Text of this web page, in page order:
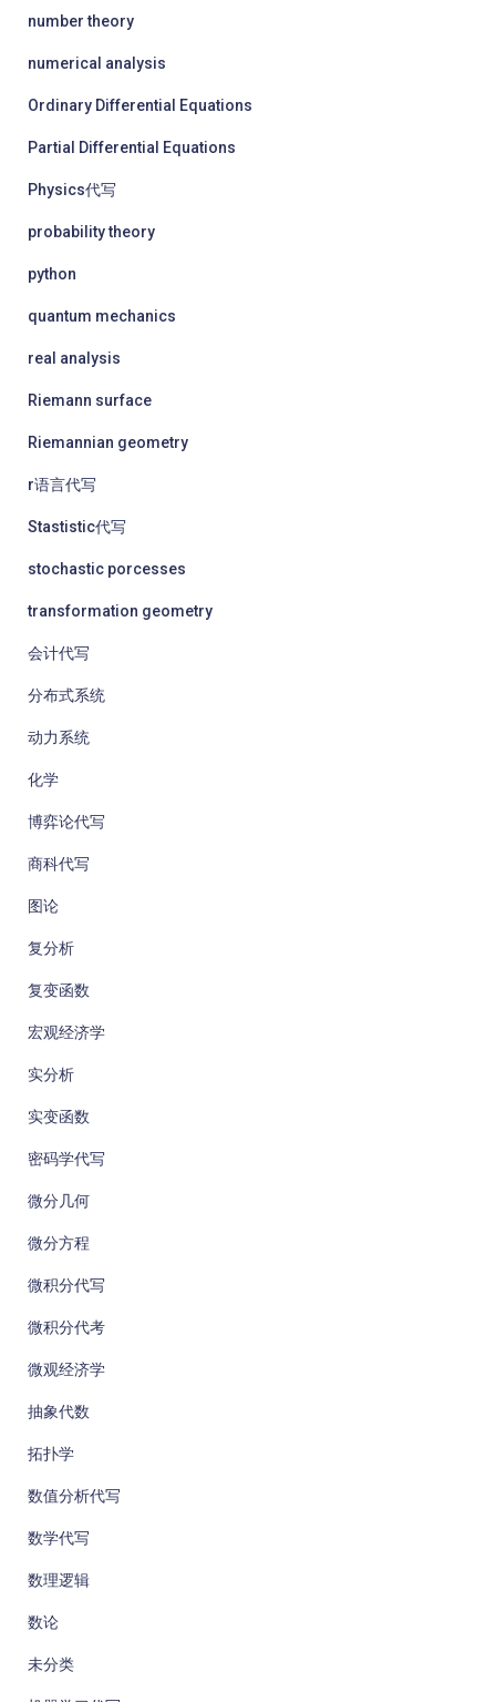
number theory
numerical analysis
Ordinary Differential Equations
Partial Differential Equations
Physics代写
probability theory
python
quantum mechanics
real analysis
Riemann surface
Riemannian geometry
r语言代写
Stastistic代写
stochastic porcesses
transformation geometry
会计代写
分布式系统
动力系统
化学
博弈论代写
商科代写
图论
复分析
复变函数
宏观经济学
实分析
实变函数
密码学代写
微分几何
微分方程
微积分代写
微积分代考
微观经济学
抽象代数
拓扑学
数值分析代写
数学代写
数理逻辑
数论
未分类